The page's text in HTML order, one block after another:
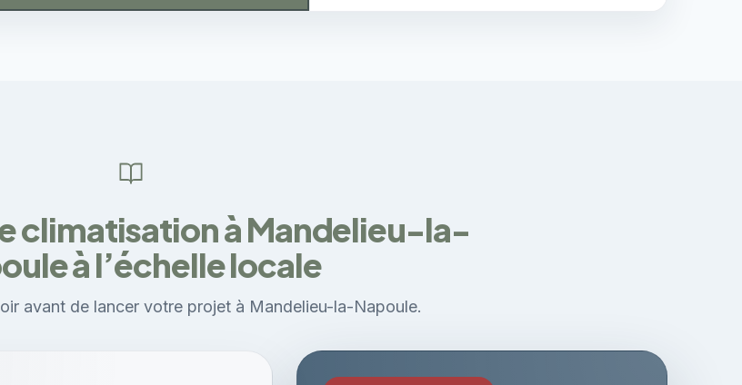
climatisation à Mandelieu-la-
à l’échelle locale
avant de lancer votre projet à Mandelieu-la-Napoule.